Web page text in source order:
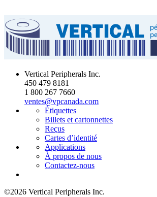
Vertical Peripherals Inc.
450 479 8181
1 800 267 7660
ventes@vpcanada.com
Étiquettes
Billets et cartonnettes
Reçus
Cartes d’identité
Applications
À propos de nous
Contactez-nous
©2026 Vertical Peripherals Inc.